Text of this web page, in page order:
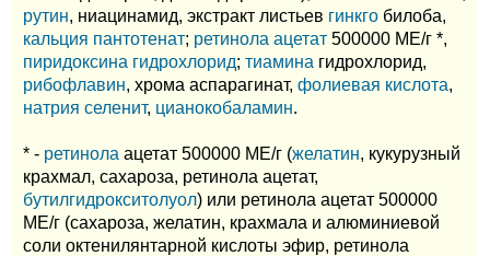
рутин, ниацинамид, экстракт листьев гинкго билоба,
кальция пантотенат; ретинола ацетат 500000 МЕ/г *,
пиридоксина гидрохлорид; тиамина гидрохлорид,
рибофлавин, хрома аспарагинат, фолиевая кислота,
натрия селенит, цианокобаламин.
* - ретинола ацетат 500000 МЕ/г (желатин, кукурузный
крахмал, сахароза, ретинола ацетат,
бутилгидрокситолуол) или ретинола ацетат 500000
МЕ/г (сахароза, желатин, крахмала и алюминиевой
соли октенилянтарной кислоты эфир, ретинола